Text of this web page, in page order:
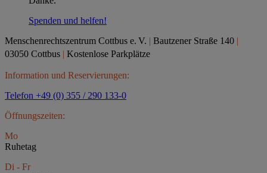
Spenden und helfen!
Menschenrechtszentrum Cottbus e. V. | Bautzener Straße 140 |
03050 Cottbus | Kostenlose Parkplätze
Information und Reservierungen:
Telefon +49 (0) 355 / 290 133-0
Öffnungszeiten:
Mo
Ruhetag
Di - Fr